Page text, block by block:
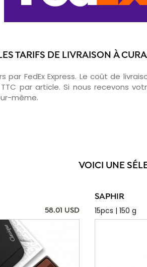
TARIFS DE LIVRAISON À
par FedEx Express. Le coût de
TTC par article. Si nous recevons
même.
VOICI UNE
58.01 USD
SAPHIR
15pcs | 150 g